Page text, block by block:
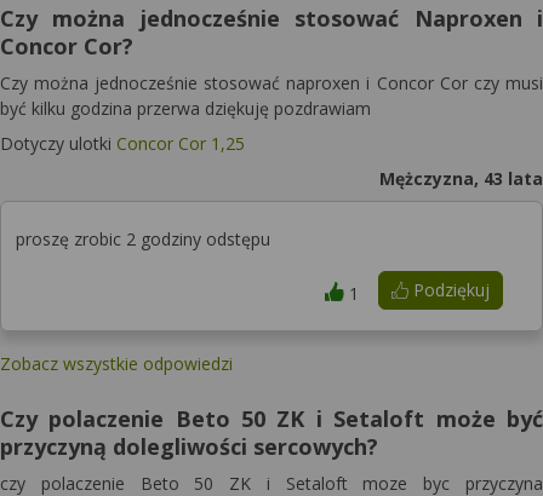
Czy można jednocześnie stosować Naproxen i
Concor Cor?
Czy można jednocześnie stosować naproxen i Concor Cor czy musi
być kilku godzina przerwa dziękuję pozdrawiam
Dotyczy ulotki Concor Cor 1,25
Mężczyzna, 43 lata
proszę zrobic 2 godziny odstępu
Podziękuj
1
Zobacz wszystkie odpowiedzi
Czy polaczenie Beto 50 ZK i Setaloft może być
przyczyną dolegliwości sercowych?
czy polaczenie Beto 50 ZK i Setaloft moze byc przyczyna